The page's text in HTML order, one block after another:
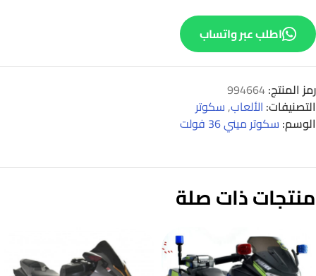
اطلب عبر واتساب
رمز المنتج:994664
التصنيفات: الألعاب,سكوتر
الوسم: سكوتر ميني 36 فولت
منتجات ذات صلة